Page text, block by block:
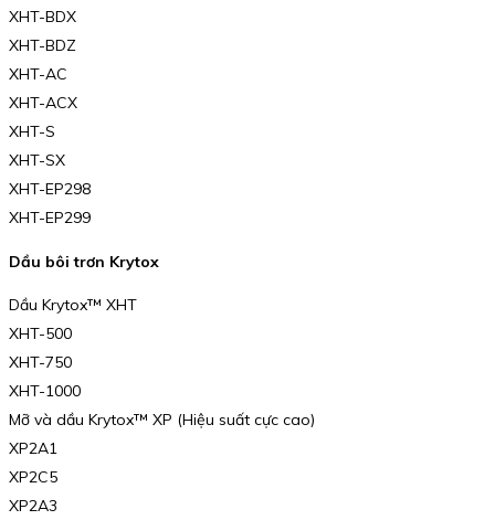
XHT-BDX
XHT-BDZ
XHT-AC
XHT-ACX
XHT-S
XHT-SX
XHT-EP298
XHT-EP299
Dầu bôi trơn Krytox
Dầu Krytox™ XHT
XHT-500
XHT-750
XHT-1000
Mỡ và dầu Krytox™ XP (Hiệu suất cực cao)
XP2A1
XP2C5
XP2A3